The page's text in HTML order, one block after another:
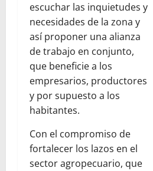
escuchar las inquietudes y
necesidades de la zona y
así proponer una alianza
de trabajo en conjunto,
que beneficie a los
empresarios, productores
y por supuesto a los
habitantes.
Con el compromiso de
fortalecer los lazos en el
sector agropecuario, que